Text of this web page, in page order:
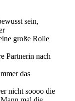
sein,
große Rolle
Partnerin nach
das
nicht soooo die